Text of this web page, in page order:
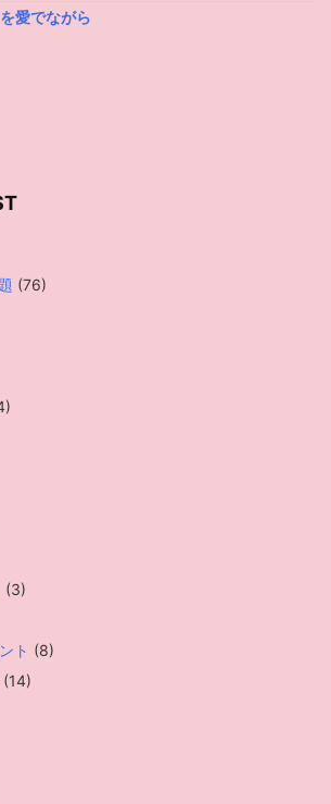
を愛でながら
(76)
(3)
ト (8)
(14)